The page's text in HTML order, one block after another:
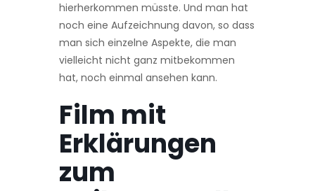
hierherkommen müsste. Und man hat
noch eine Aufzeichnung davon, so dass
man sich einzelne Aspekte, die man
vielleicht nicht ganz mitbekommen
hat, noch einmal an­sehen kann.
Film mit
Erklärungen
zum